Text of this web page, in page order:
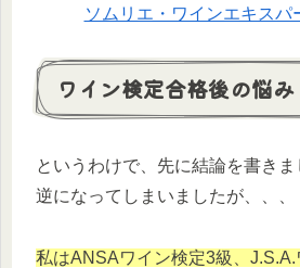
ソムリエ・ワインエキスパ
ワイン検定合格後の悩み
というわけで、先に結論を書き
逆になってしまいましたが、、、
私はANSAワイン検定3級、